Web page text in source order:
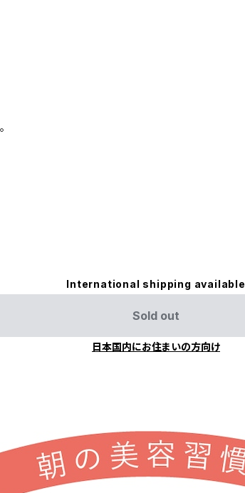
International shipping available
Sold out
日本国内にお住まいの方向け